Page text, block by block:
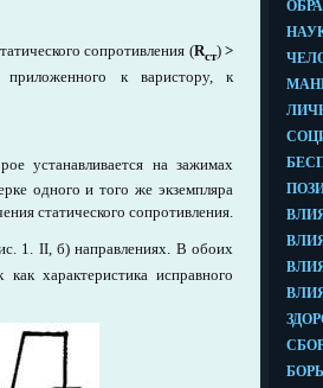
сопротивления (Rст)>
приложенного к варистору, к
устанавливается на зажимах
одного и того же экземпляра
статического сопротивления.
1. II, б) направлениях. В обоих
характеристика исправного